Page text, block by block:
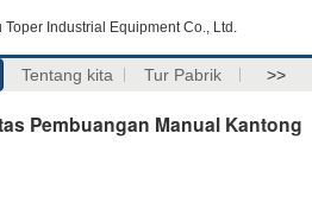
Toper Industrial Equipment Co., Ltd.
Tentang kita Tur Pabrik >>
Pembuangan Manual Kantong